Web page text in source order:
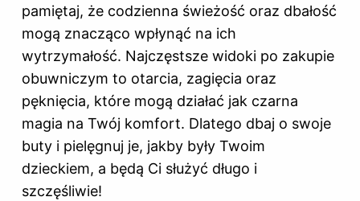
pamiętaj, że codzienna świeżość oraz dbałość
mogą znacząco wpłynąć na ich
wytrzymałość. Najczęstsze widoki po zakupie
obuwniczym to otarcia, zagięcia oraz
pęknięcia, które mogą działać jak czarna
magia na Twój komfort. Dlatego dbaj o swoje
buty i pielęgnuj je, jakby były Twoim
dzieckiem, a będą Ci służyć długo i
szczęśliwie!